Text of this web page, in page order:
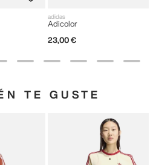
adidas
Adicolor
23,00 €
TE GUSTE